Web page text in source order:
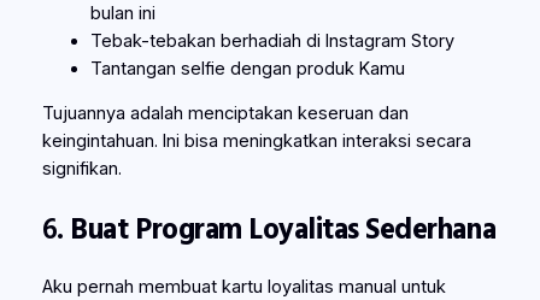
bulan ini
Tebak-tebakan berhadiah di Instagram Story
Tantangan selfie dengan produk Kamu
Tujuannya adalah menciptakan keseruan dan
keingintahuan. Ini bisa meningkatkan interaksi secara
signifikan.
6. Buat Program Loyalitas Sederhana
Aku pernah membuat kartu loyalitas manual untuk